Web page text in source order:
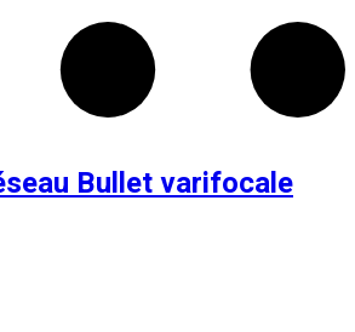
Bullet varifocale
IZS